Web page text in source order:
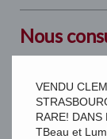
Nous
VENDU
RARE! DANS
TBeau et